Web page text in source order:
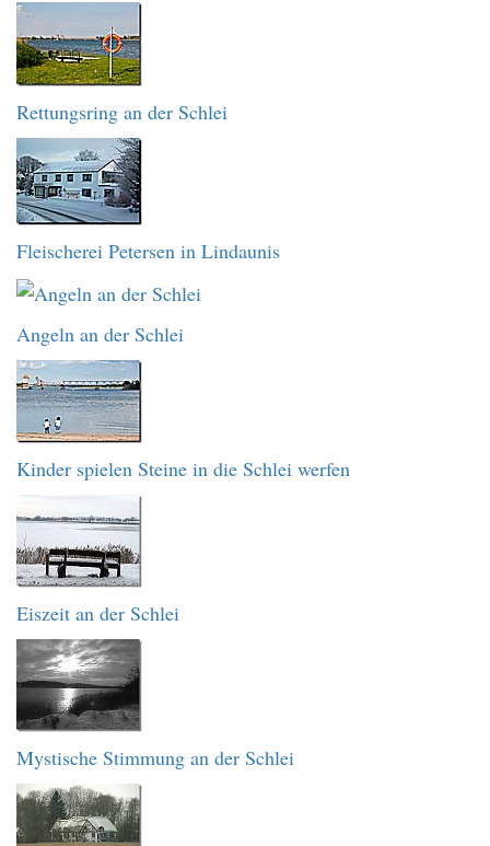
Rettungsring an der Schlei
Fleischerei Petersen in Lindaunis
Angeln an der Schlei
Kinder spielen Steine in die Schlei werfen
Eiszeit an der Schlei
Mystische Stimmung an der Schlei